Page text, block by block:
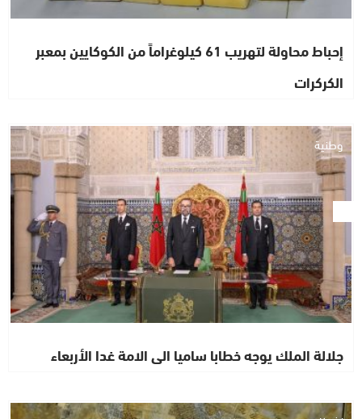
إحباط محاولة لتهريب 61 كيلوغراماً من الكوكايين بمعبر
الكركرات
وطنية
جلالة الملك يوجه خطابا ساميا الى الامة غدا الأربعاء